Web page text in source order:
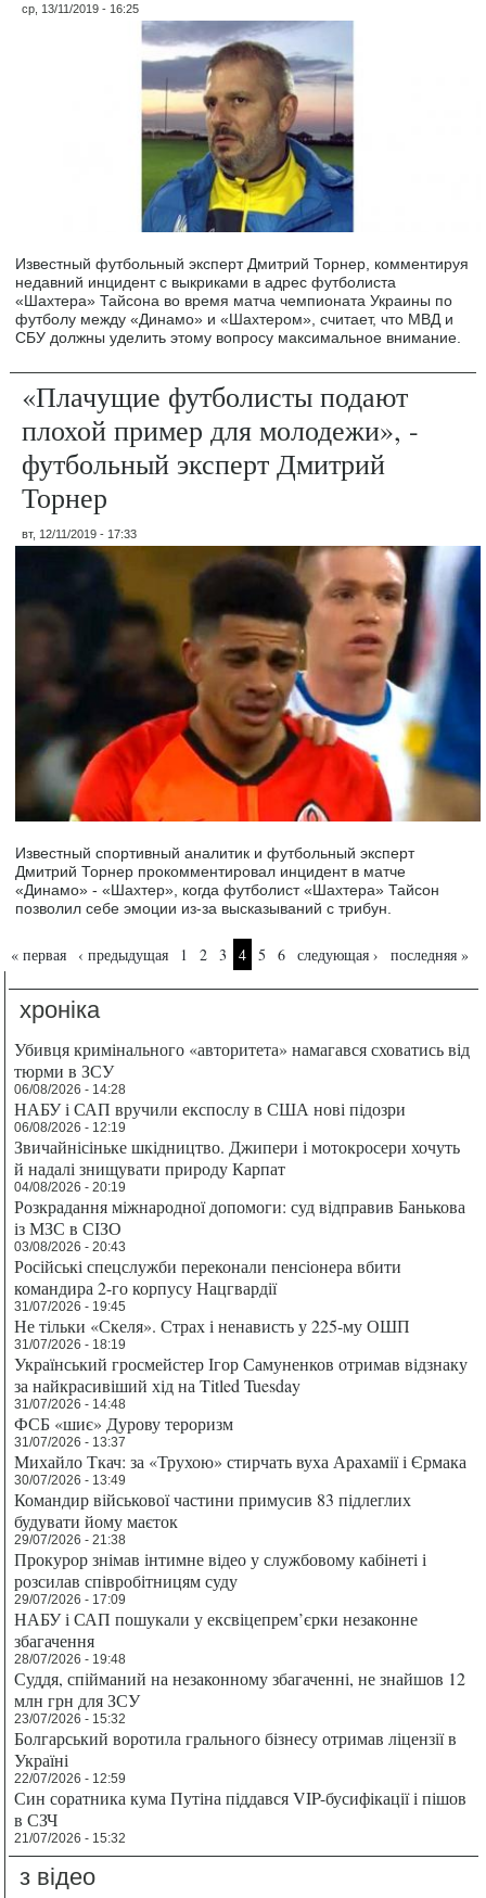
ср, 13/11/2019 - 16:25
Известный футбольный эксперт Дмитрий Торнер, комментируя
недавний инцидент с выкриками в адрес футболиста
«Шахтера» Тайсона во время матча чемпионата Украины по
футболу между «Динамо» и «Шахтером», считает, что МВД и
СБУ должны уделить этому вопросу максимальное внимание.
«Плачущие футболисты подают
плохой пример для молодежи», -
футбольный эксперт Дмитрий
Торнер
вт, 12/11/2019 - 17:33
Известный спортивный аналитик и футбольный эксперт
Дмитрий Торнер прокомментировал инцидент в матче
«Динамо» - «Шахтер», когда футболист «Шахтера» Тайсон
позволил себе эмоции из-за высказываний с трибун.
Страницы
« первая ‹ предыдущая 1 2 3 4 5 6 следующая › последняя »
хроніка
Убивця кримінального «авторитета» намагався сховатись від
тюрми в ЗСУ
06/08/2026 - 14:28
НАБУ і САП вручили експослу в США нові підозри
06/08/2026 - 12:19
Звичайнісіньке шкідництво. Джипери і мотокросери хочуть
й надалі знищувати природу Карпат
04/08/2026 - 20:19
Розкрадання міжнародної допомоги: суд відправив Банькова
із МЗС в СІЗО
03/08/2026 - 20:43
Російські спецслужби переконали пенсіонера вбити
командира 2-го корпусу Нацгвардії
31/07/2026 - 19:45
Не тільки «Скеля». Страх і ненависть у 225-му ОШП
31/07/2026 - 18:19
Український гросмейстер Ігор Самуненков отримав відзнаку
за найкрасивіший хід на Titled Tuesday
31/07/2026 - 14:48
ФСБ «шиє» Дурову тероризм
31/07/2026 - 13:37
Михайло Ткач: за «Трухою» стирчать вуха Арахамії і Єрмака
30/07/2026 - 13:49
Командир військової частини примусив 83 підлеглих
будувати йому маєток
29/07/2026 - 21:38
Прокурор знімав інтимне відео у службовому кабінеті і
розсилав співробітницям суду
29/07/2026 - 17:09
НАБУ і САП пошукали у ексвіцепрем’єрки незаконне
збагачення
28/07/2026 - 19:48
Суддя, спійманий на незаконному збагаченні, не знайшов 12
млн грн для ЗСУ
23/07/2026 - 15:32
Болгарський воротила грального бізнесу отримав ліцензії в
Україні
22/07/2026 - 12:59
Син соратника кума Путіна піддався VIP-бусифікації і пішов
в СЗЧ
21/07/2026 - 15:32
з відео